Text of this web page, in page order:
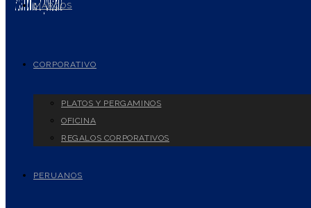
MARCOS
CORPORATIVO
PLATOS Y PERGAMINOS
OFICINA
REGALOS CORPORATIVOS
PERUANOS